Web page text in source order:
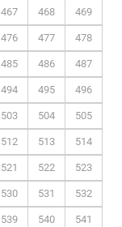
467 468 469
476 477 478
485 486 487
494 495 496
503 504 505
512 513 514
521 522 523
530 531 532
539 540 541